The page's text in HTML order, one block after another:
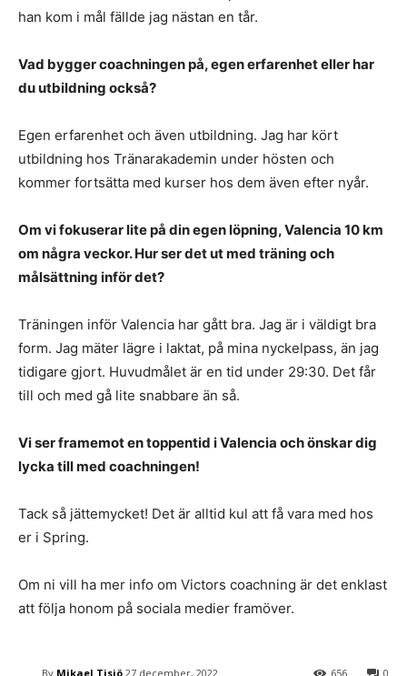
han kom i mål fällde jag nästan en tår.
Vad bygger coachningen på, egen erfarenhet eller har
du utbildning också?
Egen erfarenhet och även utbildning. Jag har kört
utbildning hos Tränarakademin under hösten och
kommer fortsätta med kurser hos dem även efter nyår.
Om vi fokuserar lite på din egen löpning, Valencia 10 km
om några veckor. Hur ser det ut med träning och
målsättning inför det?
Träningen inför Valencia har gått bra. Jag är i väldigt bra
form. Jag mäter lägre i laktat, på mina nyckelpass, än jag
tidigare gjort. Huvudmålet är en tid under 29:30. Det får
till och med gå lite snabbare än så.
Vi ser framemot en toppentid i Valencia och önskar dig
lycka till med coachningen!
Tack så jättemycket! Det är alltid kul att få vara med hos
er i Spring.
Om ni vill ha mer info om Victors coachning är det enklast
att följa honom på sociala medier framöver.
By Mikael Tisjö 27 december, 2022 0
656